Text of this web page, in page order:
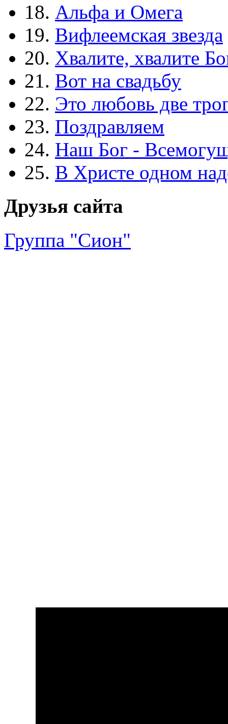
18. Альфа и Омега
19. Вифлеемская звезда
20. Хвалите, хвалите
21. Вот на свадьбу
22. Это любовь две
23. Поздравляем
24. Наш Бог -
25. В Христе одном
Друзья сайта
Группа "Сион"